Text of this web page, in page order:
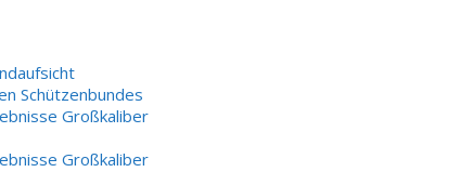
Schützenbundes
Großkaliber
Großkaliber